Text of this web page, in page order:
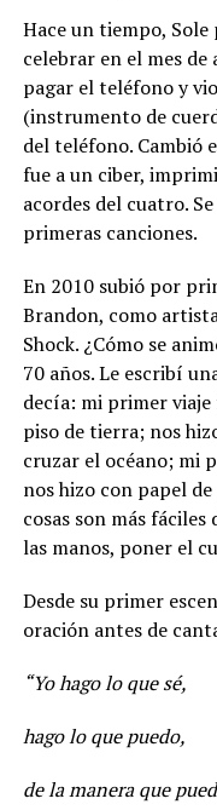
Hace un tiempo, Sole
celebrar en el mes de
pagar el teléfono y
(instrumento de
del teléfono. Cambió
fue a un ciber,
acordes del cuatro.
primeras canciones.
En 2010 subió por
Brandon, como
Shock. ¿Cómo se
70 años. Le escribí
decía: mi primer
piso de tierra; nos
cruzar el océano; mi
nos hizo con papel
cosas son más
las manos, poner el
Desde su primer
oración antes de
“Yo hago lo que sé,
hago lo que puedo,
de la manera que